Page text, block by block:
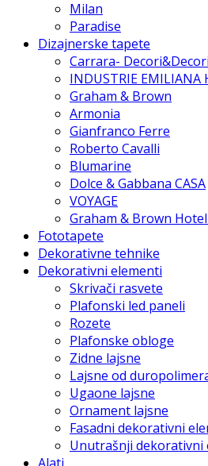
Milan
Paradise
Dizajnerske tapete
Carrara- Decori&Decori
INDUSTRIE EMILIANA
Graham & Brown
Armonia
Gianfranco Ferre
Roberto Cavalli
Blumarine
Dolce & Gabbana CASA
VOYAGE
Graham & Brown
Fototapete
Dekorativne tehnike
Dekorativni elementi
Skrivači rasvete
Plafonski led paneli
Rozete
Plafonske obloge
Zidne lajsne
Lajsne od
Ugaone lajsne
Ornament lajsne
Fasadni dekorativni
Unutrašnji dekorativni